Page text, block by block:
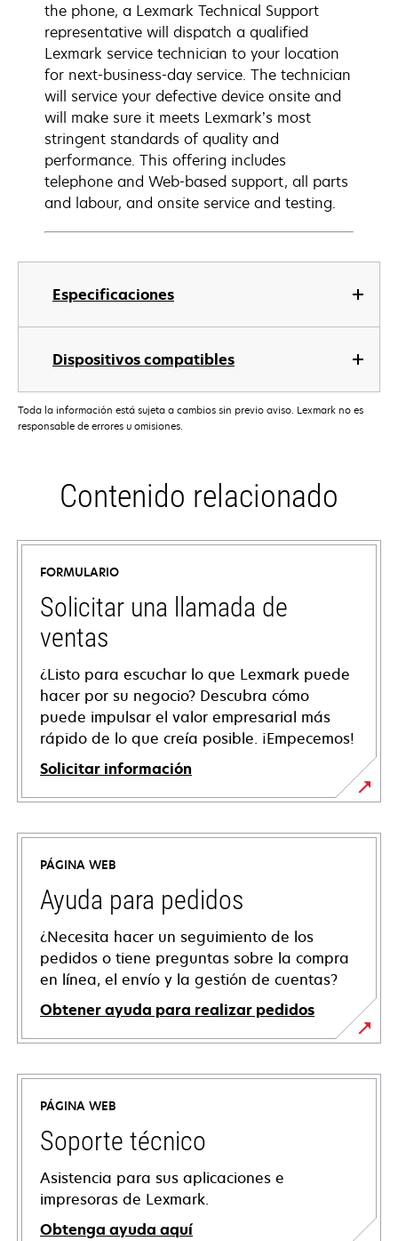
Especificaciones
Dispositivos compatibles
the phone, a Lexmark Technical Support
representative will dispatch a qualified
Lexmark service technician to your location
for next-business-day service. The technician
will service your defective device onsite and
will make sure it meets Lexmark’s most
stringent standards of quality and
performance. This offering includes
telephone and Web-based support, all parts
and labour, and onsite service and testing.
Toda la información está sujeta a cambios sin previo aviso. Lexmark no es
responsable de errores u omisiones.
Contenido relacionado
FORMULARIO
Solicitar una llamada de
ventas
¿Listo para escuchar lo que Lexmark puede
hacer por su negocio? Descubra cómo
puede impulsar el valor empresarial más
rápido de lo que creía posible. ¡Empecemos!
Solicitar información
PÁGINA WEB
Ayuda para pedidos
¿Necesita hacer un seguimiento de los
pedidos o tiene preguntas sobre la compra
en línea, el envío y la gestión de cuentas?
Obtener ayuda para realizar pedidos
PÁGINA WEB
Soporte técnico
Asistencia para sus aplicaciones e
impresoras de Lexmark.
Obtenga ayuda aquí